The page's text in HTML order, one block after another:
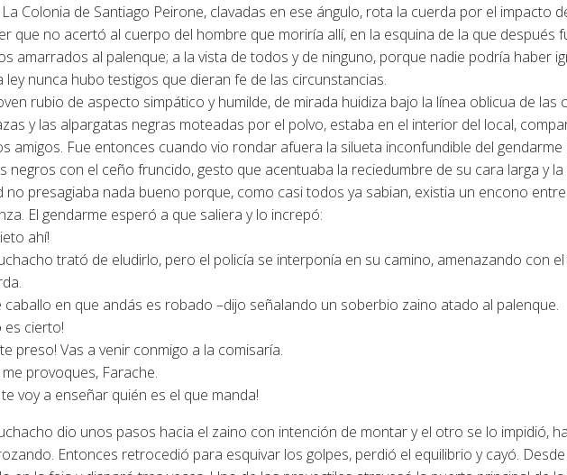
Colonia de Santiago Peirone, clavadas en ese ángulo, rota la cuerda por el impacto
que no acertó al cuerpo del hombre que moriría allí, en la esquina de la que después
amarrados al palenque; a la vista de todos y de ninguno, porque nadie podría haber
ley nunca hubo testigos que dieran fe de las circunstancias.
rubio de aspecto simpático y humilde, de mirada huidiza bajo la línea oblicua de las
y las alpargatas negras moteadas por el polvo, estaba en el interior del local,
amigos. Fue entonces cuando vio rondar afuera la silueta inconfundible del
negros con el ceño fruncido, gesto que acentuaba la reciedumbre de su cara larga y
no presagiaba nada bueno porque, como casi todos ya sabian, existia un encono
El gendarme esperó a que saliera y lo increpó:
ahí!
trató de eludirlo, pero el policía se interponía en su camino, amenazando con
caballo en que andás es robado –dijo señalando un soberbio zaino atado al palenque.
es cierto!
preso! Vas a venir conmigo a la comisaría.
provoques, Farache.
te voy a enseñar quién es el que manda!
dio unos pasos hacia el zaino con intención de montar y el otro se lo impidió,
Entonces retrocedió para esquivar los golpes, perdió el equilibrio y cayó.